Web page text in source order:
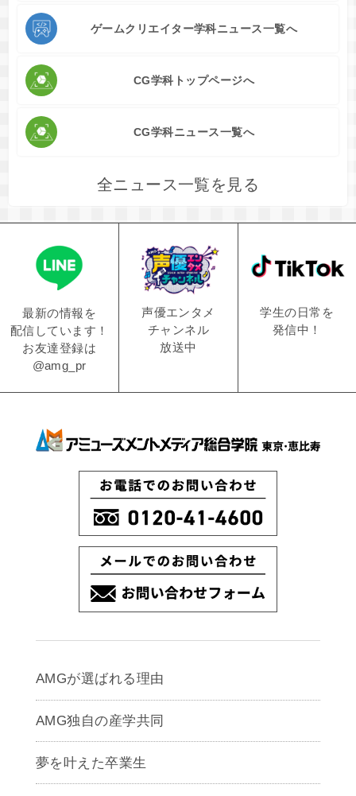
ゲームクリエイター学科ニュース一覧へ
CG学科トップページへ
CG学科ニュース一覧へ
全ニュース一覧を見る
最新の情報を
配信しています！
お友達登録は
@amg_pr
声優エンタメ
チャンネル
放送中
学生の日常を
発信中！
AMGが選ばれる理由
AMG独自の産学共同
夢を叶えた卒業生